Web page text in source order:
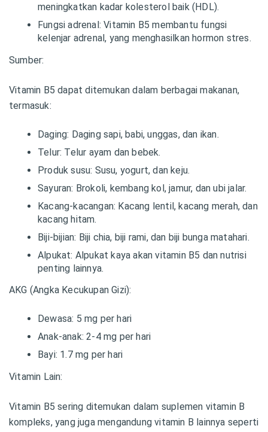
meningkatkan kadar kolesterol baik (HDL).
Fungsi adrenal: Vitamin B5 membantu fungsi
kelenjar adrenal, yang menghasilkan hormon stres.
Sumber:
Vitamin B5 dapat ditemukan dalam berbagai makanan,
termasuk:
Daging: Daging sapi, babi, unggas, dan ikan.
Telur: Telur ayam dan bebek.
Produk susu: Susu, yogurt, dan keju.
Sayuran: Brokoli, kembang kol, jamur, dan ubi jalar.
Kacang-kacangan: Kacang lentil, kacang merah, dan
kacang hitam.
Biji-bijian: Biji chia, biji rami, dan biji bunga matahari.
Alpukat: Alpukat kaya akan vitamin B5 dan nutrisi
penting lainnya.
AKG (Angka Kecukupan Gizi):
Dewasa: 5 mg per hari
Anak-anak: 2-4 mg per hari
Bayi: 1.7 mg per hari
Vitamin Lain:
Vitamin B5 sering ditemukan dalam suplemen vitamin B
kompleks, yang juga mengandung vitamin B lainnya seperti